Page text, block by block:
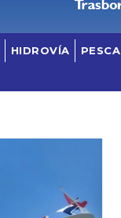
HIDROVÍA PESCA